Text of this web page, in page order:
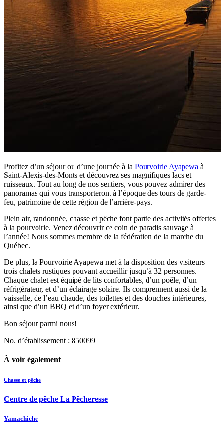
Profitez d’un séjour ou d’une journée à la Pourvoirie Ayapewa à
Saint-Alexis-des-Monts et découvrez ses magnifiques lacs et
ruisseaux. Tout au long de nos sentiers, vous pouvez admirer des
panoramas qui vous transporteront à l’époque des tours de garde-
feu, patrimoine de cette région de l’arrière-pays.
Plein air, randonnée, chasse et pêche font partie des activités offertes
à la pourvoirie. Venez découvrir ce coin de paradis sauvage à
l’année! Nous sommes membre de la fédération de la marche du
Québec.
De plus, la Pourvoirie Ayapewa met à la disposition des visiteurs
trois chalets rustiques pouvant accueillir jusqu’à 32 personnes.
Chaque chalet est équipé de lits confortables, d’un poêle, d’un
réfrigérateur, et d’un éclairage solaire. Ils comprennent aussi de la
vaisselle, de l’eau chaude, des toilettes et des douches intérieures,
ainsi que d’un BBQ et d’un foyer extérieur.
Bon séjour parmi nous!
No. d’établissement : 850099
À voir également
Chasse et pêche
Centre de pêche La Pêcheresse
Yamachiche